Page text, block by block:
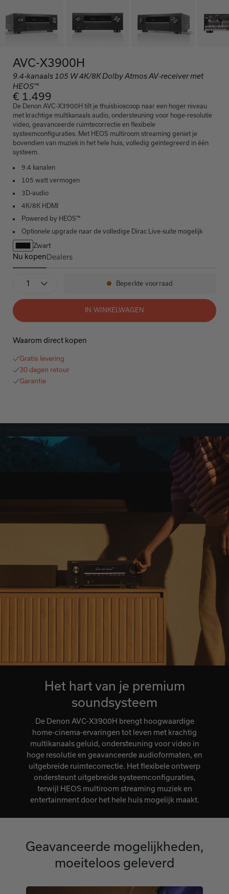
AVC-X3900H
9.4‑kanaals 105 W 4K/8K Dolby Atmos AV‑receiver met
HEOS™
€ 1.499
De Denon AVC‑X3900H tilt je thuisbioscoop naar een hoger niveau
met krachtige multikanaals audio, ondersteuning voor hoge‑resolutie
video, geavanceerde ruimtecorrectie en flexibele
systeemconfiguraties. Met HEOS multiroom streaming geniet je
bovendien van muziek in het hele huis, volledig geïntegreerd in één
systeem.
9.4 kanalen
105 watt vermogen
3D‑audio
4K/8K HDMI
Powered by HEOS™
Optionele upgrade naar de volledige Dirac Live‑suite mogelijk
Zwart
Nu kopen
AVC-X3900H
Dealers
Beschikbaarheid:
Beperkte voorraad
IN WINKELWAGEN
Waarom direct kopen
Gratis levering
30 dagen retour
Garantie
Het hart van je premium
soundsysteem
De Denon AVC‑X3900H brengt hoogwaardige
home‑cinema‑ervaringen tot leven met krachtig
multikanaals geluid, ondersteuning voor video in
hoge resolutie en geavanceerde audioformaten, en
uitgebreide ruimtecorrectie. Het flexibele ontwerp
ondersteunt uitgebreide systeemconfiguraties,
terwijl HEOS multiroom streaming muziek en
entertainment door het hele huis mogelijk maakt.
Geavanceerde mogelijkheden,
moeiteloos geleverd